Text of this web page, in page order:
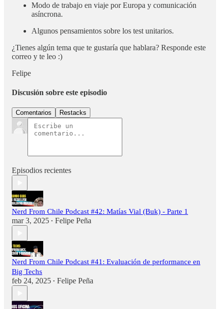
Modo de trabajo en viaje por Europa y comunicación
asíncrona.
Algunos pensamientos sobre los test unitarios.
¿Tienes algún tema que te gustaría que hablara? Responde este
correo y te leo :)
Felipe
Discusión sobre este episodio
Comentarios Restacks
Episodios recientes
Nerd From Chile Podcast #42: Matías Vial (Buk) - Parte 1
mar 3, 2025 • Felipe Peña
Nerd From Chile Podcast #41: Evaluación de performance en
Big Techs
feb 24, 2025 • Felipe Peña